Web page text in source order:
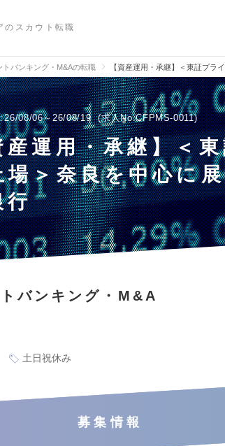
のスカウト転職
トバンキング・M&Aの転職 【資産運用・承継】＜東証プラ
26/08/06～26/08/19 求人No.CFPMS-0011
産運用・承継】＜
場＞奈良を中心に
行
バンキング・M&A
土日祝休み
募集情報